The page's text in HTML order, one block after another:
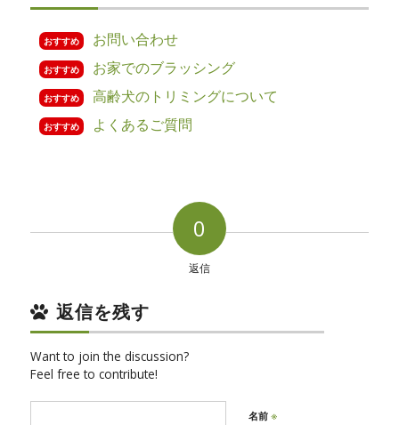
おすすめ お問い合わせ
おすすめ お家でのブラッシング
おすすめ 高齢犬のトリミングについて
おすすめ よくあるご質問
0
返信
返信を残す
Want to join the discussion?
Feel free to contribute!
名前 ※